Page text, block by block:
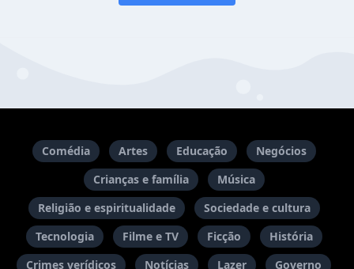
Comédia Artes Educação
Negócios
Crianças e família
Música
Religião e espiritualidade
Sociedade e cultura
Tecnologia
Filme e TV Ficção
História
Crimes verídicos
Notícias Lazer Governo